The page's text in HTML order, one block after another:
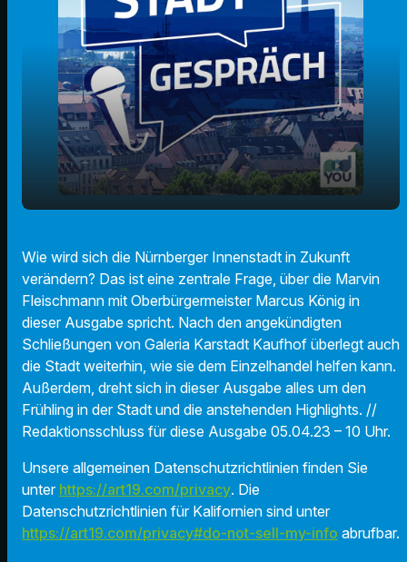
play_arrow
00:00 19:34
Wie wird sich die Nürnberger Innenstadt in Zukunft
verändern? Das ist eine zentrale Frage, über die Marvin
Fleischmann mit Oberbürgermeister Marcus König in
dieser Ausgabe spricht. Nach den angekündigten
Schließungen von Galeria Karstadt Kaufhof überlegt auch
die Stadt weiterhin, wie sie dem Einzelhandel helfen kann.
Außerdem, dreht sich in dieser Ausgabe alles um den
Frühling in der Stadt und die anstehenden Highlights. //
Redaktionsschluss für diese Ausgabe 05.04.23 – 10 Uhr.
Unsere allgemeinen Datenschutzrichtlinien finden Sie
unter https://art19.com/privacy. Die
Datenschutzrichtlinien für Kalifornien sind unter
https://art19.com/privacy#do-not-sell-my-info abrufbar.